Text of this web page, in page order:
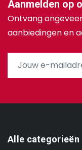
Aanmelden op
Ontvang
aanbiedingen en
Alle categorieën